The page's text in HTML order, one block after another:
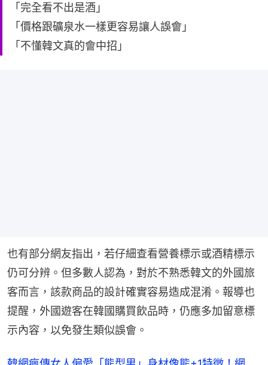
「完全看不出是酒」
「價格跟礦泉水一樣更容易讓人誤會」
「不懂韓文真的會中招」
也有部分網友指出，若仔細查看營養標示或酒精標示
仍可分辨。但多數人認為，對於不熟悉韓文的外國旅
客而言，該款商品的設計確實容易造成混淆。報導也
提醒，外國遊客在韓國購買飲品時，仍應多加留意標
示內容，以免發生類似誤會。